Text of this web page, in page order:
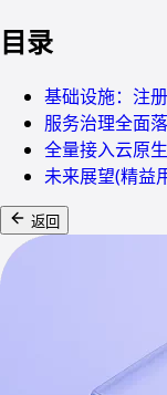
目录
基础设施：注
服务治理全面
全量接入云原
未来展望(精益
返回